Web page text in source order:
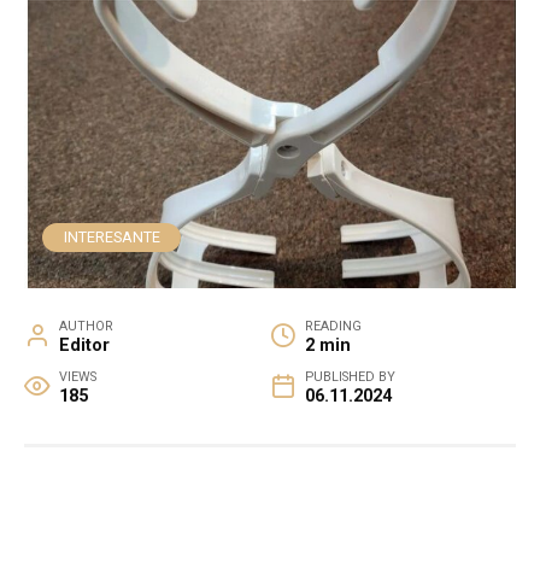
INTERESANTE
AUTHOR
Editor
READING
2 min
VIEWS
185
PUBLISHED BY
06.11.2024